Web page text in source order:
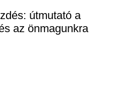
útmutató a
az önmagunkra